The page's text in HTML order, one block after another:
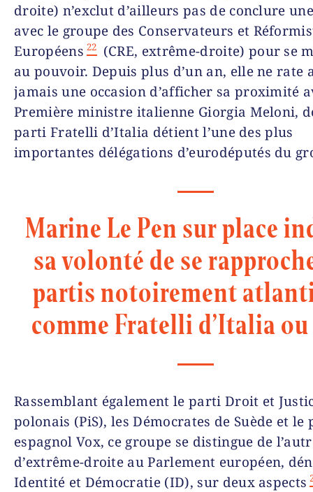
droite) n’exclut d’ailleurs pas de conclure
avec le groupe des Conservateurs et
Européens 22
(CRE, extrême-droite) pour se
au pouvoir. Depuis plus d’un an, elle ne rate
jamais une occasion d’afficher sa proximité
Première ministre italienne Giorgia Meloni,
parti Fratelli d’Italia détient l’une des plus
importantes délégations d’eurodéputés du
Marine Le Pen sur place
sa volonté de se
partis notoirement
comme Fratelli d’Italia
Rassemblant également le parti Droit et
polonais (PiS), les Démocrates de Suède et le
espagnol Vox, ce groupe se distingue de
d’extrême-droite au Parlement européen,
Identité et Démocratie (ID), sur deux aspects